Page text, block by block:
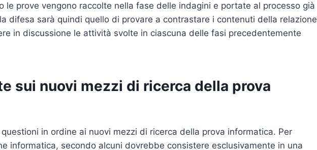
le prove vengono raccolte nella fase delle indagini e portate al processo già
difesa sarà quindi quello di provare a contrastare i contenuti della relazione
in discussione le attività svolte in ciascuna delle fasi precedentemente
sui nuovi mezzi di ricerca della prova
in ordine ai nuovi mezzi di ricerca della prova informatica. Per
informatica, secondo alcuni dovrebbe consistere esclusivamente in una